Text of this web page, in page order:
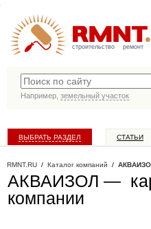
строительство ремонт
Например, земельный участок
ВЫБРАТЬ РАЗДЕЛ СТАТЬИ
RMNT.RU / Каталог компаний /
АКВАИЗОЛ —
компании